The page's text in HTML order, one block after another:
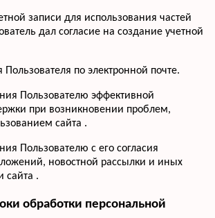
записи для использования частей
дал согласие на создание учетной
по электронной почте.
Пользователю эффективной
при возникновении проблем,
сайта .
Пользователю с его согласия
новостной рассылки и иных
сайта .
обработки персональной